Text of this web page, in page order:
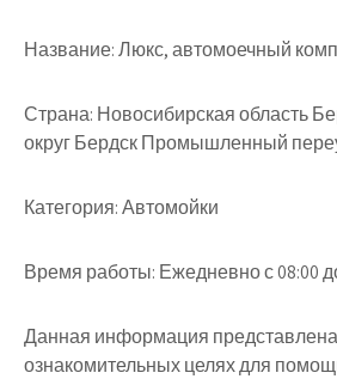
Название:Люкс, автомоечный
Страна: Новосибирская область
округ Бердск Промышленный
Категория:Автомойки
Время работы: Ежедневно с 08:00
Данная информация
ознакомительных целях для